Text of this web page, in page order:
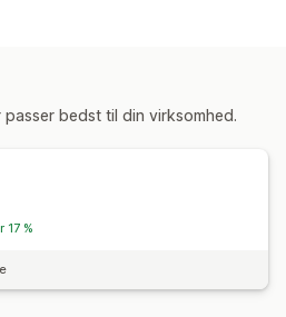
bedst til din virksomhed.
%